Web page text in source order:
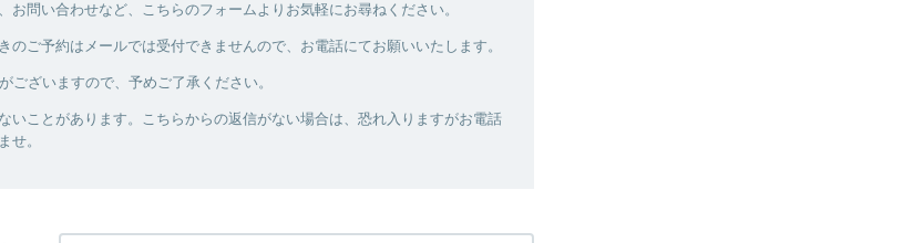
お問い合わせなど、こちらのフォームよりお気軽にお尋ねください。
のご予約はメールでは受付できませんので、お電話にてお願いいたします。
ございますので、予めご了承ください。
いことがあります。こちらからの返信がない場合は、恐れ入りますがお電話
せ。